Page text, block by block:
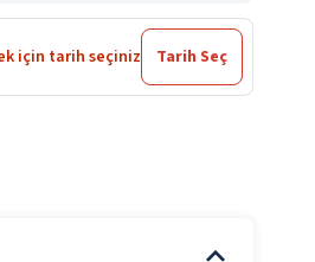
için tarih seçiniz Tarih Seç